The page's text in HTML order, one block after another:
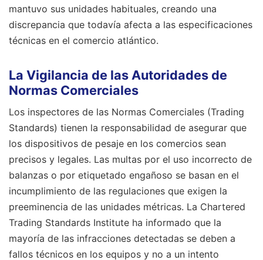
mantuvo sus unidades habituales, creando una
discrepancia que todavía afecta a las especificaciones
técnicas en el comercio atlántico.
La Vigilancia de las Autoridades de
Normas Comerciales
Los inspectores de las Normas Comerciales (Trading
Standards) tienen la responsabilidad de asegurar que
los dispositivos de pesaje en los comercios sean
precisos y legales. Las multas por el uso incorrecto de
balanzas o por etiquetado engañoso se basan en el
incumplimiento de las regulaciones que exigen la
preeminencia de las unidades métricas. La Chartered
Trading Standards Institute ha informado que la
mayoría de las infracciones detectadas se deben a
fallos técnicos en los equipos y no a un intento